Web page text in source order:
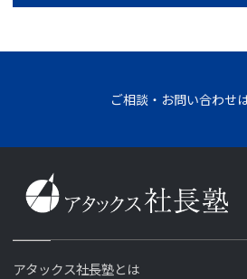
ご相談・お問い合わせ
アタックス社長塾とは